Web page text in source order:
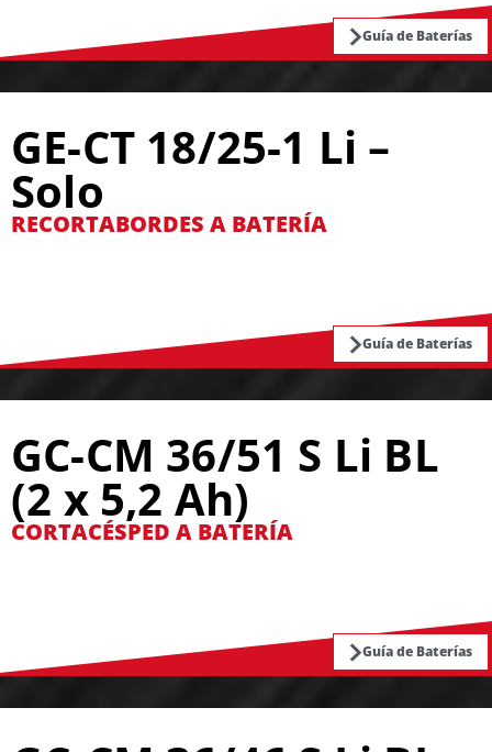
Guía de Baterías
GE-CT 18/25-1 Li –
Solo
RECORTABORDES A BATERÍA
Guía de Baterías
GC-CM 36/51 S Li BL
(2 x 5,2 Ah)
CORTACÉSPED A BATERÍA
Guía de Baterías